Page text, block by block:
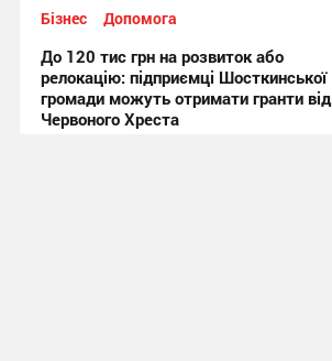
Бізнес Допомога
До 120 тис грн на розвиток або
релокацію: підприємці Шосткинської
громади можуть отримати гранти від
Червоного Хреста